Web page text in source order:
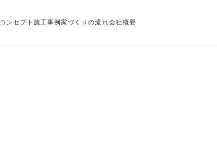
コンセプト施工事例家づくりの流れ会社概要